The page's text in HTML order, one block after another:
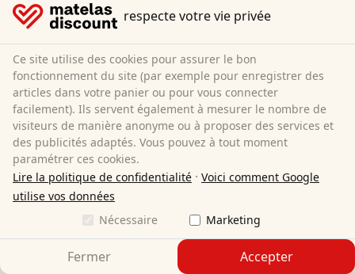
chacun. Des propriétés que les oreillers moelleux
garnis de duvet ne peuvent généralement pas offrir. Un
oreiller en mousse à mémoire de forme garantit donc
non seulement un confort de couchage très agréable,
mais aussi un soulagement optimal de la tête et de la
nuque.
Qu'est-ce qui différencie les oreillers en
mousse à mémoire de forme des oreillers
traditionnels ?
Un oreiller cervical en mousse à mémoire de forme
s'adapte parfaitement aux contours de la tête. Les
oreillers en mousse à mémoire de forme sont
disponibles en différentes formes ergonomiques et
respecte votre vie privée
Ce site utilise des cookies pour assurer le bon
fonctionnement du site (par exemple pour enregistrer des
articles dans votre panier ou pour vous connecter
facilement). Ils servent également à mesurer le nombre de
visiteurs de manière anonyme ou à proposer des services et
des publicités adaptés. Vous pouvez à tout moment
paramétrer ces cookies.
Lire la politique de confidentialité · Voici comment Google
utilise vos données
Nécessaire
Marketing
Fermer Accepter